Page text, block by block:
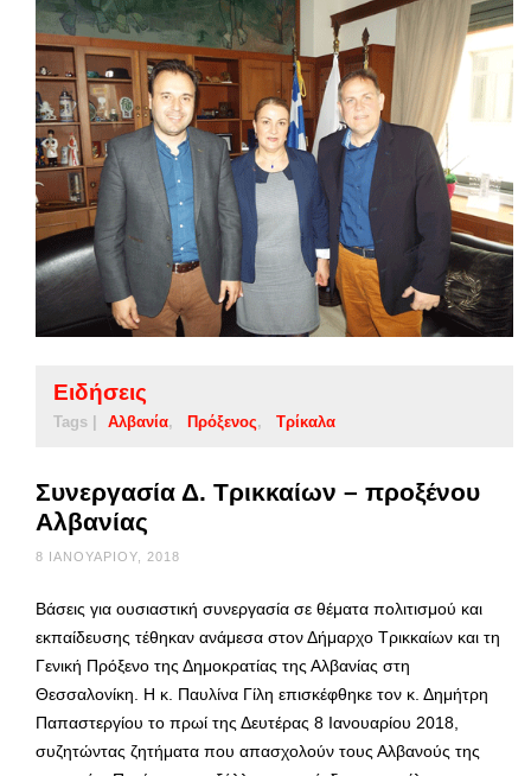
Ειδήσεις
Tags | Αλβανία Πρόξενος Τρίκαλα
Συνεργασία Δ. Τρικκαίων – προξένου
Αλβανίας
8 ΙΑΝΟΥΑΡΊΟΥ, 2018
Βάσεις για ουσιαστική συνεργασία σε θέματα πολιτισμού και
εκπαίδευσης τέθηκαν ανάμεσα στον Δήμαρχο Τρικκαίων και τη
Γενική Πρόξενο της Δημοκρατίας της Αλβανίας στη
Θεσσαλονίκη. Η κ. Παυλίνα Γίλη επισκέφθηκε τον κ. Δημήτρη
Παπαστεργίου το πρωί της Δευτέρας 8 Ιανουαρίου 2018,
συζητώντας ζητήματα που απασχολούν τους Αλβανούς της